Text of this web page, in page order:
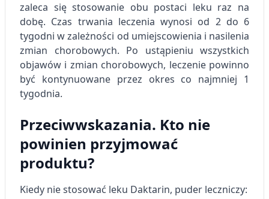
zaleca się stosowanie obu postaci leku raz na
dobę. Czas trwania leczenia wynosi od 2 do 6
tygodni w zależności od umiejscowienia i nasilenia
zmian chorobowych. Po ustąpieniu wszystkich
objawów i zmian chorobowych, leczenie powinno
być kontynuowane przez okres co najmniej 1
tygodnia.
Przeciwwskazania. Kto nie
powinien przyjmować
produktu?
Kiedy nie stosować leku Daktarin, puder leczniczy: